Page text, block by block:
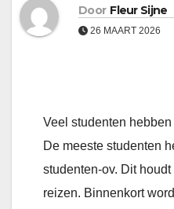
Door Fleur Sijne
26 MAART 2026
Veel studenten
De meeste studenten
studenten-ov. Dit
reizen. Binnenkort